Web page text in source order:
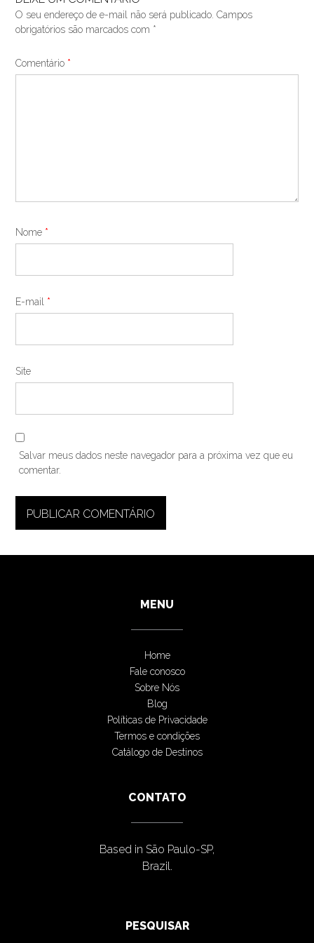
O seu endereço de e-mail não será publicado. Campos
obrigatórios são marcados com *
Comentário *
Nome *
E-mail *
Site
Salvar meus dados neste navegador para a próxima vez que eu
comentar.
MENU
Home
Fale conosco
Sobre Nós
Blog
Políticas de Privacidade
Termos e condições
Catálogo de Destinos
CONTATO
Based in São Paulo-SP,
Brazil.
PESQUISAR